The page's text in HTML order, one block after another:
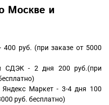
Москве и
руб. (при заказе от 5000
СДЭК - 2 дня 200 руб.(при
Маркет - 3-4 дня 100
руб. бесплатно)